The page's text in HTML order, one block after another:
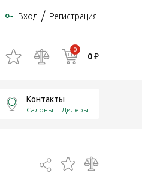
Вход / Регистрация
0
0 ₽
Контакты
Салоны Дилеры